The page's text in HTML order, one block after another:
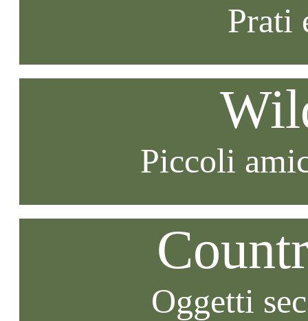
Prati
Piccoli
Oggetti